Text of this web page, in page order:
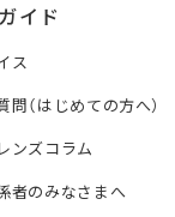
イド
ス
問（はじめての方へ）
ンズコラム
者のみなさまへ